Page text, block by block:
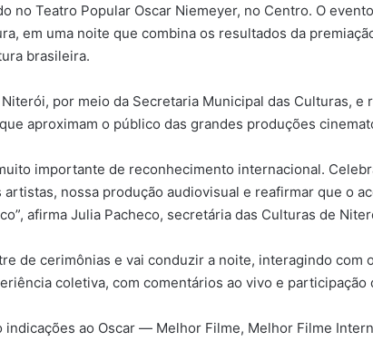
no Teatro Popular Oscar Niemeyer, no Centro. O
em uma noite que combina os resultados da
brasileira.
por meio da Secretaria Municipal das Culturas,
aproximam o público das grandes produções
importante de reconhecimento internacional.
nossa produção audiovisual e reafirmar que o
afirma Julia Pacheco, secretária das Culturas de
de cerimônias e vai conduzir a noite, interagindo
coletiva, com comentários ao vivo e
indicações ao Oscar ― Melhor Filme, Melhor Filme